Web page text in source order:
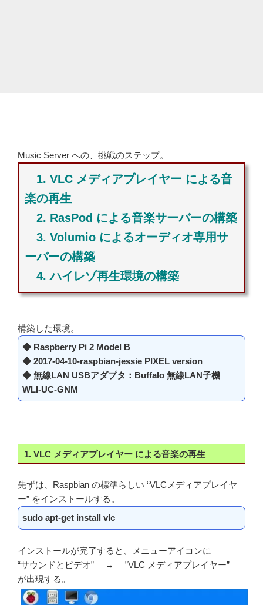
Music Server への、挑戦のステップ。
1. VLC メディアプレイヤー による音
楽の再生
2. RasPod による音楽サーバーの構築
3. Volumio によるオーディオ専用サ
ーバーの構築
4. ハイレゾ再生環境の構築
構築した環境。
◆ Raspberry Pi 2 Model B
◆ 2017-04-10-raspbian-jessie PIXEL version
◆ 無線LAN USBアダプタ：Buffalo 無線LAN子機
WLI-UC-GNM
1. VLC メディアプレイヤー による音楽の再生
先ずは、Raspbian の標準らしい “VLCメディアプレイヤ
ー” をインストールする。
sudo apt-get install vlc
インストールが完了すると、メニューアイコンに
“サウンドとビデオ” → ”VLC メディアプレイヤー”
が出現する。